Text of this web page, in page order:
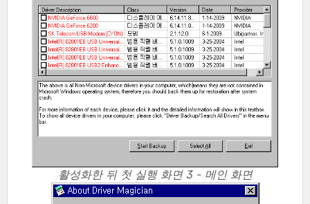
활성화한 뒤 첫 실행 화면 3 - 메인 화면